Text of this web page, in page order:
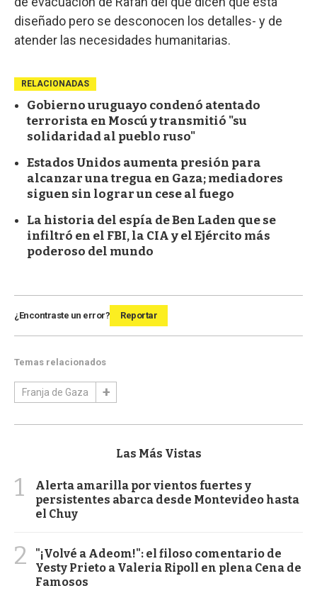
diseñado pero se desconocen los detalles- y de
atender las necesidades humanitarias.
RELACIONADAS
Gobierno uruguayo condenó atentado
terrorista en Moscú y transmitió "su
solidaridad al pueblo ruso"
Estados Unidos aumenta presión para
alcanzar una tregua en Gaza; mediadores
siguen sin lograr un cese al fuego
La historia del espía de Ben Laden que se
infiltró en el FBI, la CIA y el Ejército más
poderoso del mundo
¿Encontraste un error? Reportar
Temas relacionados
Franja de Gaza
Las Más Vistas
1
Alerta amarilla por vientos fuertes y
persistentes abarca desde Montevideo hasta
el Chuy
2
"¡Volvé a Adeom!": el filoso comentario de
Yesty Prieto a Valeria Ripoll en plena Cena de
Famosos